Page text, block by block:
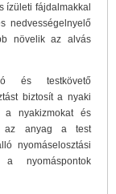
ízületi fájdalmakkal
nedvességelnyelő
növelik az alvás
és testkövető
biztosít a nyaki
a nyakizmokat és
az anyag a test
nyomáselosztási
a nyomáspontok